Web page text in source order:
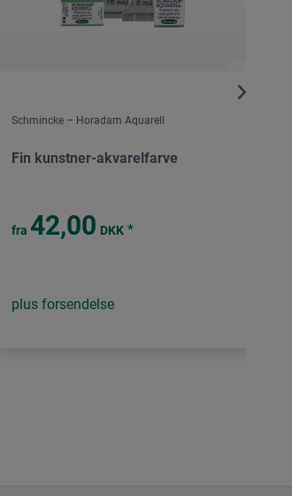
Schmincke – Horadam Aquarell
Fin kunstner-akvarelfarve
fra 42,00 DKK *
plus forsendelse